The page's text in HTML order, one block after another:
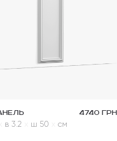
4740 грн
в 3.2 ш 50 xсм